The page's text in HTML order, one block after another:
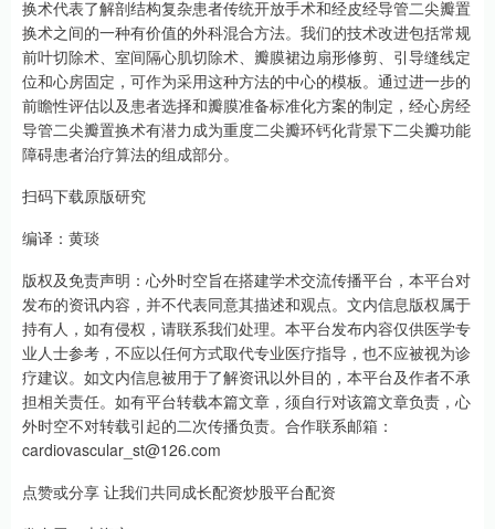
换术代表了解剖结构复杂患者传统开放手术和经皮经导管二尖瓣置
换术之间的一种有价值的外科混合方法。我们的技术改进包括常规
前叶切除术、室间隔心肌切除术、瓣膜裙边扇形修剪、引导缝线定
位和心房固定，可作为采用这种方法的中心的模板。通过进一步的
前瞻性评估以及患者选择和瓣膜准备标准化方案的制定，经心房经
导管二尖瓣置换术有潜力成为重度二尖瓣环钙化背景下二尖瓣功能
障碍患者治疗算法的组成部分。
扫码下载原版研究
编译：黄琰
版权及免责声明：心外时空旨在搭建学术交流传播平台，本平台对
发布的资讯内容，并不代表同意其描述和观点。文内信息版权属于
持有人，如有侵权，请联系我们处理。本平台发布内容仅供医学专
业人士参考，不应以任何方式取代专业医疗指导，也不应被视为诊
疗建议。如文内信息被用于了解资讯以外目的，本平台及作者不承
担相关责任。如有平台转载本篇文章，须自行对该篇文章负责，心
外时空不对转载引起的二次传播负责。合作联系邮箱：
cardiovascular_st@126.com
点赞或分享 让我们共同成长配资炒股平台配资